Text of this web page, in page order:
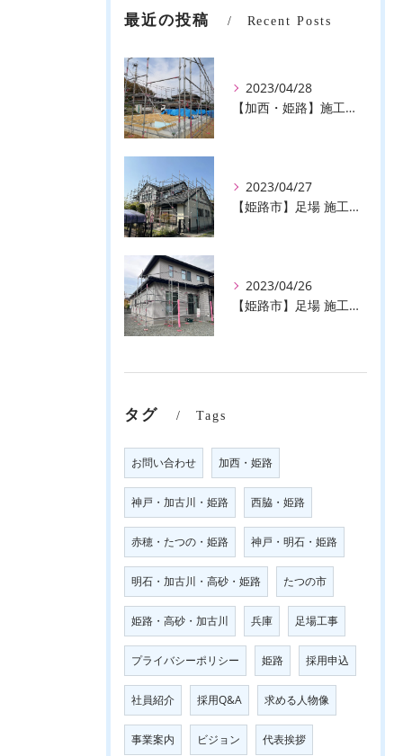
最近の投稿 Recent Posts
2023/04/28
【加西・姫路】施工事例のご紹介♪【株式会社ever】
2023/04/27
【姫路市】足場 施工事例のご紹介♪【株式会社ever】
2023/04/26
【姫路市】足場 施工事例のご紹介♪【株式会社ever】
タグ Tags
お問い合わせ 加西・姫路
神戸・加古川・姫路 西脇・姫路
赤穂・たつの・姫路 神戸・明石・姫路
明石・加古川・高砂・姫路 たつの市
姫路・高砂・加古川 兵庫 足場工事
プライバシーポリシー 姫路 採用申込
社員紹介 採用Q&A 求める人物像
事業案内 ビジョン 代表挨拶